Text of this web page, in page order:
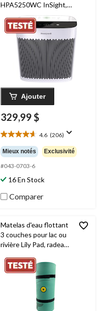
HPA5250WC InSight,
élimine les allergènes
et les odeurs, noir,
grande à très grande
pièce
Ajouter
329,99 $
4.6 (206)
4.6
étoile(s)
sur
5.
206
évaluations
Mieux notés Exclusivité
#043-0703-6
16 En Stock
Comparer
Matelas d'eau flottant
3 couches pour lac ou
rivière Lily Pad, radeau
personnes